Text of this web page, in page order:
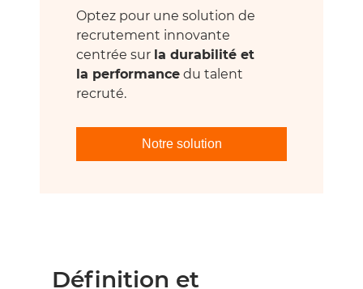
Optez pour une solution de
recrutement innovante
centrée sur la durabilité et
la performance du talent
recruté.
Notre solution
Définition et